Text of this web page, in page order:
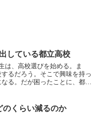
している都立高校
は、高校選びを始める。ま
るだろう。そこで興味を持っ
る。だが困ったことに、都立
のくらい減るのか